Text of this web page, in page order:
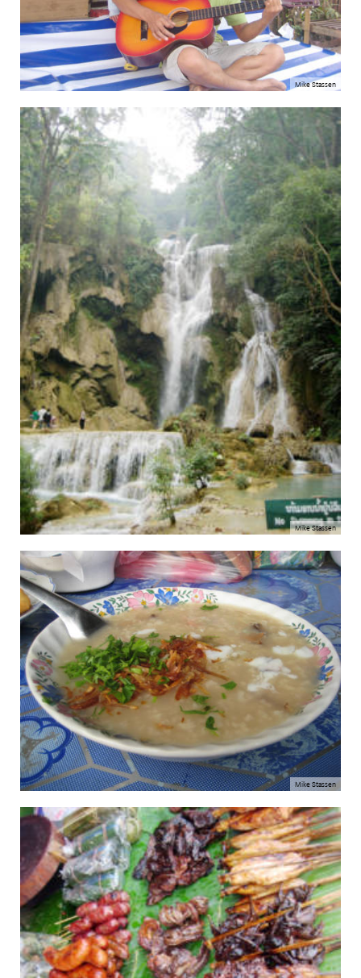
Mike Stassen
Mike Stassen
Mike Stassen